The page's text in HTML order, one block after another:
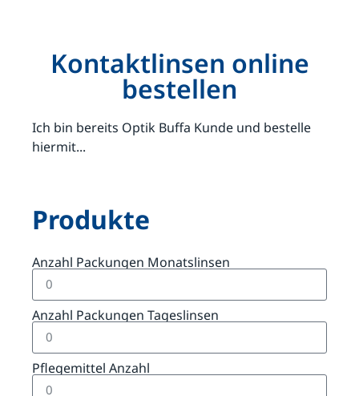
Kontaktlinsen online
bestellen
Ich bin bereits Optik Buffa Kunde und bestelle
hiermit...
Produkte
Anzahl Packungen Monatslinsen
Anzahl Packungen Tageslinsen
Pflegemittel Anzahl